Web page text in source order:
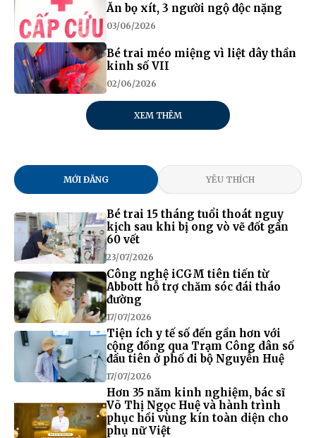
Ăn bọ xít, 3 người ngộ độc nặng
03/06/2026
Bé trai méo miệng vì liệt dây thần
kinh số VII
02/06/2026
XEM THÊM
MỚI ĐĂNG YÊU THÍCH
Bé trai 15 tháng tuổi thoát nguy
kịch sau khi bị ong vò vẽ đốt gần
60 vết
23/07/2026
Công nghệ iCGM tiên tiến từ
Abbott hỗ trợ chăm sóc đái tháo
đường
17/07/2026
Tiện ích y tế số đến gần hơn với
cộng đồng qua Trạm Công dân số
đầu tiên ở phố đi bộ Nguyễn Huệ
17/07/2026
Hơn 35 năm kinh nghiệm, bác sĩ
Võ Thị Ngọc Huệ và hành trình
phục hồi vùng kín toàn diện cho
phụ nữ Việt